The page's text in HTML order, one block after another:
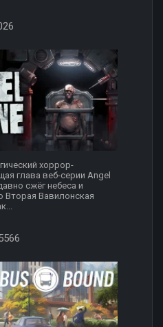
хоррор-
глава веб-серии Angel
сжёг небеса и
Вторая Вавилонская